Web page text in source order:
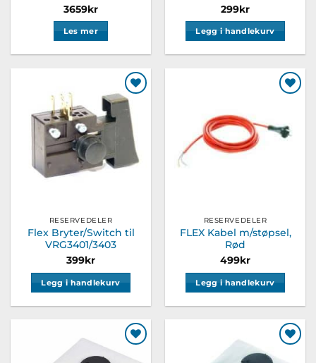
3659kr
Les mer
299kr
Legg i handlekurv
Legg til
ønskeliste
RESERVEDELER
Flex Bryter/Switch til
VRG3401/3403
399kr
Legg i handlekurv
RESERVEDELER
FLEX Kabel m/støpsel,
Rød
499kr
Legg i handlekurv
Legg til
Legg til